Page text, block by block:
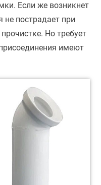
Если же возникнет
не пострадает при
Но требует
имеют